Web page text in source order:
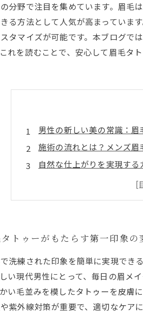
分野で注目を集めています。眉毛
る方法として人気が高まっていま
タマイズが可能です。本ブログ
れを読むことで、安心して眉毛タ
男性の新しい美の常識：
施術の流れとは？メンズ
自然な仕上がりを実現す
長持ちさせるためのケア
自信あふれる印象作りへ
初心者でも安心！メンズ
トゥーがもたらす第一印象の
洗練された印象を簡単に実現で
い現代男性にとって、毎日の眉メ
い毛並みを模したタトゥーを皮
紫外線対策が重要で、適切なケア